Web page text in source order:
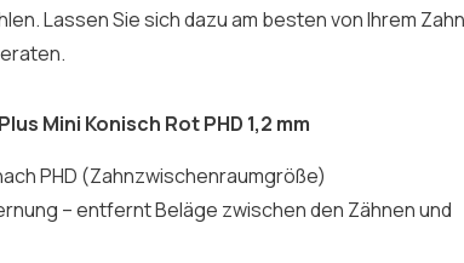
Lassen Sie sich dazu am besten von Ihrem
Mini Konisch Rot PHD 1,2 mm
PHD (Zahnzwischenraumgröße)
– entfernt Beläge zwischen den Zähnen und